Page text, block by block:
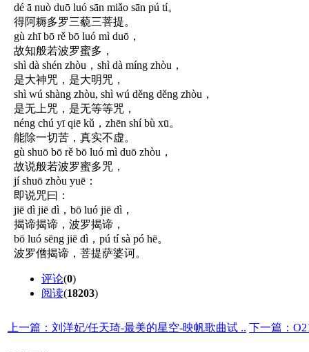
dé ā nuò duō luó sān miǎo sān pú tí。
得阿耨多罗三藐三菩提。
gù zhī bō rě bō luó mì duō，
故知般若波罗蜜多，
shì dà shén zhòu，shì dà míng zhòu，
是大神咒，是大明咒，
shì wú shàng zhòu, shì wú děng děng zhòu，
是无上咒，是无等等咒，
néng chú yī qiē kǔ，zhēn shí bù xū。
能除一切苦，真实不虚。
gù shuō bō rě bō luó mì duō zhòu，
故说般若波罗蜜多咒，
jí shuō zhòu yuē：
即说咒曰：
jiē dì jiē dì，bō luó jiē dì，
揭谛揭谛，波罗揭谛，
bō luó sēng jiē dì，pú tí sà pó hē。
波罗僧揭谛，菩提萨婆诃。
评论(0)
阅读(18203)
上一篇：刘洋妃/任天琦-最美的星空-映帆歌曲试 .. 下一篇：